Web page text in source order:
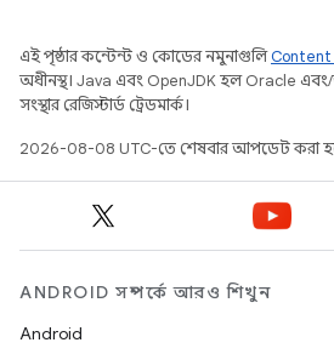
এই পৃষ্ঠার কন্টেন্ট ও কোডের নমুনাগুলিContent
অধীনস্থ। Java এবং OpenJDK হল Oracle
সংস্থার রেজিস্টার্ড ট্রেডমার্ক।
2026-08-08 UTC-তে শেষবার আপডেট করা
ANDROID সম্পর্কে আরও শিখুন
Android